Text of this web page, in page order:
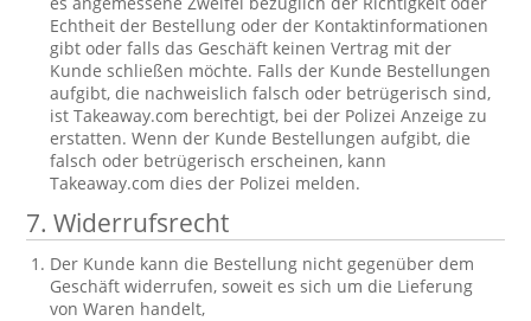
Echtheit der Bestellung oder der Kontaktinformationen
gibt oder falls das Geschäft keinen Vertrag mit der
Kunde schließen möchte. Falls der Kunde Bestellungen
aufgibt, die nachweislich falsch oder betrügerisch sind,
ist Takeaway.com berechtigt, bei der Polizei Anzeige zu
erstatten. Wenn der Kunde Bestellungen aufgibt, die
falsch oder betrügerisch erscheinen, kann
Takeaway.com dies der Polizei melden.
7. Widerrufsrecht
Der Kunde kann die Bestellung nicht gegenüber dem
Geschäft widerrufen, soweit es sich um die Lieferung
von Waren handelt,